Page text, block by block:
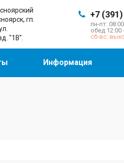
+7
пн-пт:
обед 12:00
сб-вс:
гп.
"1В".
Информация